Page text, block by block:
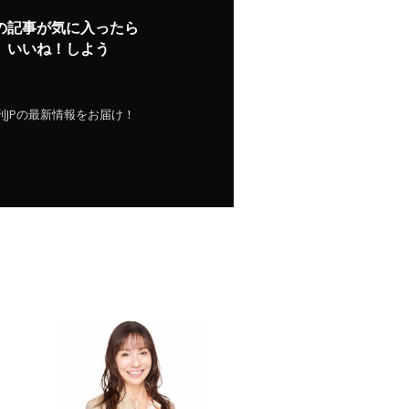
記事が気に入ったら
いいね！しよう
JPの最新情報をお届け！